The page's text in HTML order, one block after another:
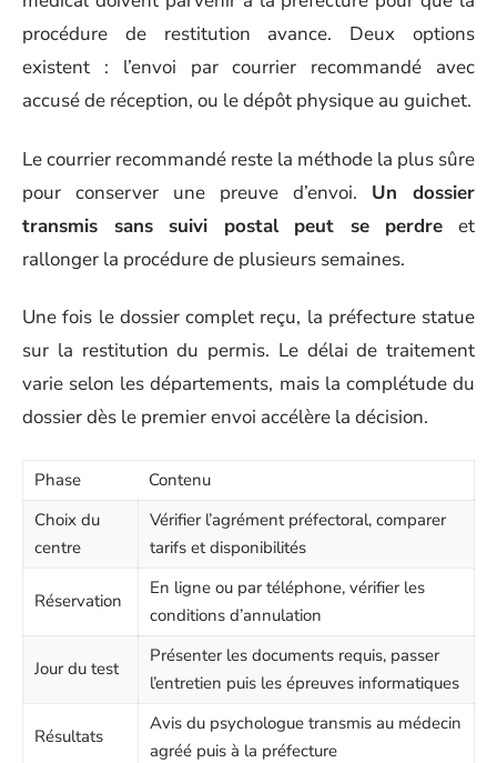
procédure de restitution avance. Deux options
existent : l’envoi par courrier recommandé avec
accusé de réception, ou le dépôt physique au guichet.
Le courrier recommandé reste la méthode la plus sûre
pour conserver une preuve d’envoi. Un dossier
transmis sans suivi postal peut se perdre et
rallonger la procédure de plusieurs semaines.
Une fois le dossier complet reçu, la préfecture statue
sur la restitution du permis. Le délai de traitement
varie selon les départements, mais la complétude du
dossier dès le premier envoi accélère la décision.
Phase
Contenu
Choix du
centre
Vérifier l’agrément préfectoral, comparer
tarifs et disponibilités
Réservation
En ligne ou par téléphone, vérifier les
conditions d’annulation
Jour du test
Présenter les documents requis, passer
l’entretien puis les épreuves informatiques
Résultats
Avis du psychologue transmis au médecin
agréé puis à la préfecture